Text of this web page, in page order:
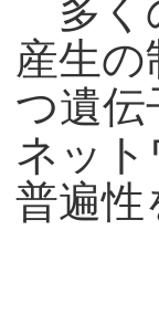
多く
産生
つ遺
ネッ
普遍性